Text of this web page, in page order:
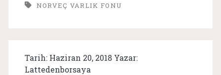
2018
Sonuçları
NORVEÇ VARLIK FONU
Tarih: Haziran 20, 2018 Yazar:
Lattedenborsaya